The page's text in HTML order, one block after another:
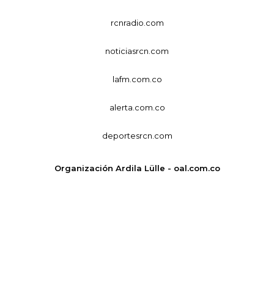
rcnradio.com
noticiasrcn.com
lafm.com.co
alerta.com.co
deportesrcn.com
Organización Ardila Lülle - oal.com.co